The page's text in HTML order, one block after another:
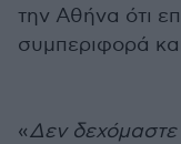
την Αθήνα ότι
συμπεριφορά
«Δεν